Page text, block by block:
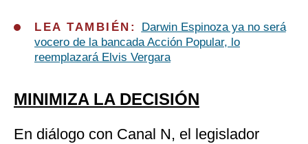
LEA TAMBIÉN:
Darwin Espinoza ya no será
vocero de la bancada Acción Popular, lo
reemplazará Elvis Vergara
MINIMIZA LA DECISIÓN
En diálogo con Canal N, el legislador